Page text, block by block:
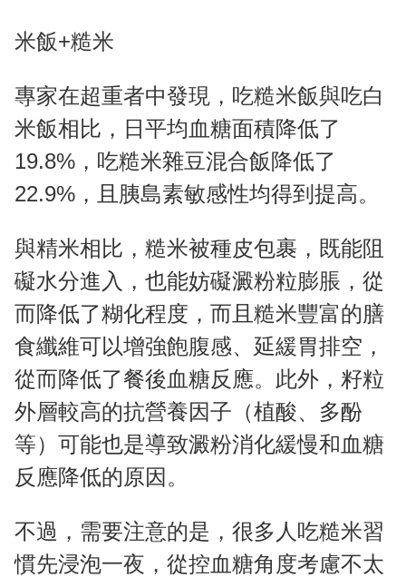
米飯+糙米
專家在超重者中發現，吃糙米飯與吃白
米飯相比，日平均血糖面積降低了
19.8%，吃糙米雜豆混合飯降低了
22.9%，且胰島素敏感性均得到提高。
與精米相比，糙米被種皮包裹，既能阻
礙水分進入，也能妨礙澱粉粒膨脹，從
而降低了糊化程度，而且糙米豐富的膳
食纖維可以增強飽腹感、延緩胃排空，
從而降低了餐後血糖反應。此外，籽粒
外層較高的抗營養因子（植酸、多酚
等）可能也是導致澱粉消化緩慢和血糖
反應降低的原因。
不過，需要注意的是，很多人吃糙米習
慣先浸泡一夜，從控血糖角度考慮不太